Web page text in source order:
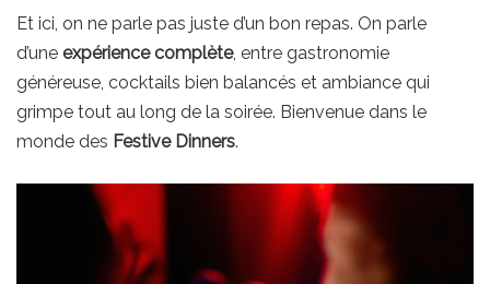
Et ici, on ne parle pas juste d’un bon repas. On parle
d’une expérience complète, entre gastronomie
généreuse, cocktails bien balancés et ambiance qui
grimpe tout au long de la soirée. Bienvenue dans le
monde des Festive Dinners.